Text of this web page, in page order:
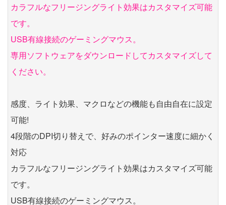
カラフルなフリージングライト効果はカスタマイズ可能
です。
USB有線接続のゲーミングマウス。
専用ソフトウェアをダウンロードしてカスタマイズして
ください。
感度、ライト効果、マクロなどの機能も自由自在に設定
可能!
4段階のDPI切り替えで、好みのポインター速度に細かく
対応
カラフルなフリージングライト効果はカスタマイズ可能
です。
USB有線接続のゲーミングマウス。